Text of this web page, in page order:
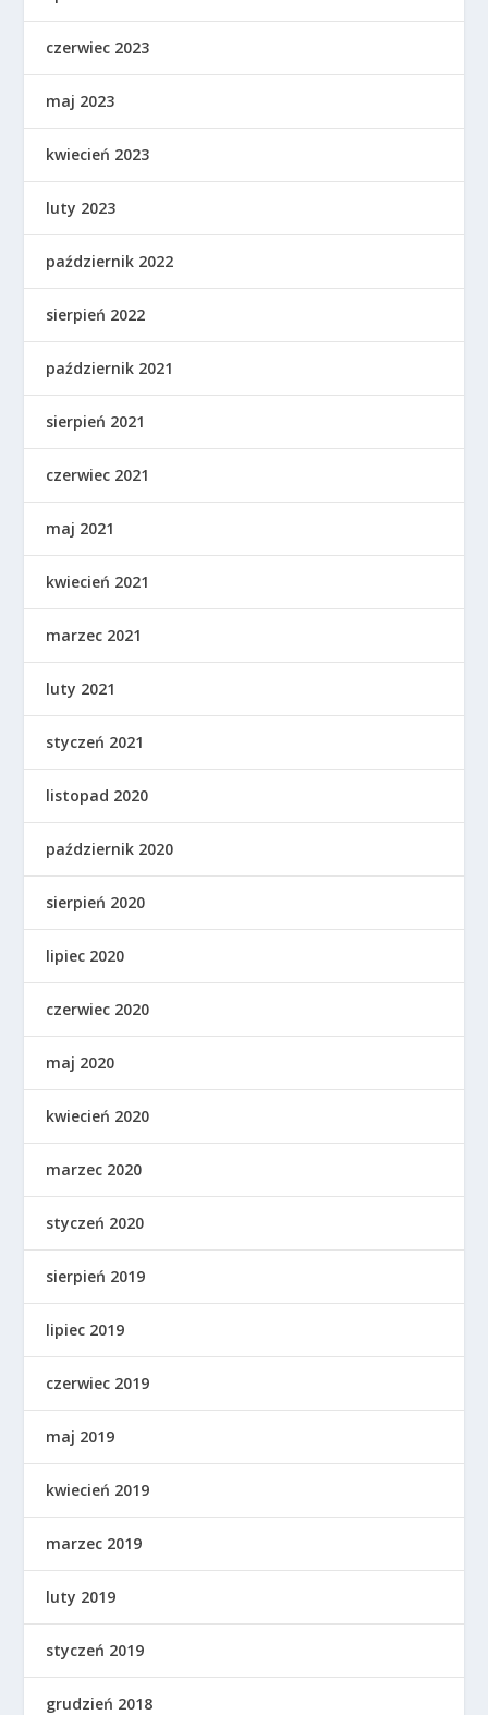
czerwiec 2023
maj 2023
kwiecień 2023
luty 2023
październik 2022
sierpień 2022
październik 2021
sierpień 2021
czerwiec 2021
maj 2021
kwiecień 2021
marzec 2021
luty 2021
styczeń 2021
listopad 2020
październik 2020
sierpień 2020
lipiec 2020
czerwiec 2020
maj 2020
kwiecień 2020
marzec 2020
styczeń 2020
sierpień 2019
lipiec 2019
czerwiec 2019
maj 2019
kwiecień 2019
marzec 2019
luty 2019
styczeń 2019
grudzień 2018